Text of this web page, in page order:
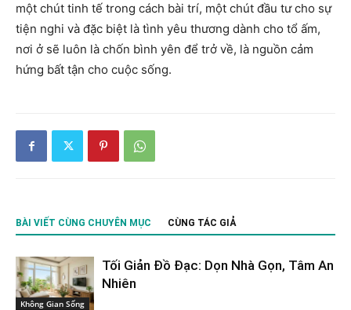
một chút tinh tế trong cách bài trí, một chút đầu tư cho sự
tiện nghi và đặc biệt là tình yêu thương dành cho tổ ấm,
nơi ở sẽ luôn là chốn bình yên để trở về, là nguồn cảm
hứng bất tận cho cuộc sống.
BÀI VIẾT CÙNG CHUYÊN MỤC CÙNG TÁC GIẢ
Không Gian Sống
Tối Giản Đồ Đạc: Dọn Nhà Gọn, Tâm An
Nhiên